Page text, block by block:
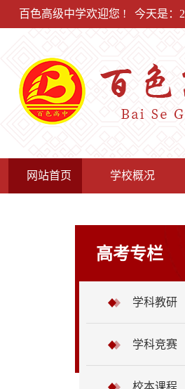
百色高级中学欢迎您 ! 今天是：
网站首页 学校概况
高考专栏
学科教研
学科竞赛
校本课程